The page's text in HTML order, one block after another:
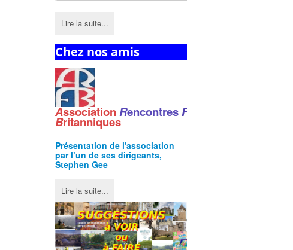
Lire la suite...
Chez nos amis
AssociationRencontresF
Britanniques
Présentation de l'association
par l’un de ses dirigeants,
Stephen Gee
Lire la suite...